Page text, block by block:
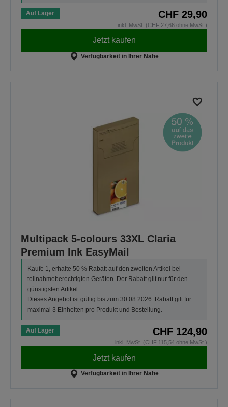
Auf Lager CHF 29,90
inkl. MwSt. (CHF 27,66 ohne MwSt.)
Jetzt kaufen
Verfügbarkeit in Ihrer Nähe
Multipack 5-colours 33XL Claria
Premium Ink EasyMail
Kaufe 1, erhalte 50 % Rabatt auf den zweiten Artikel bei
teilnahmeberechtigten Geräten. Der Rabatt gilt nur für den
günstigsten Artikel.
Dieses Angebot ist gültig bis zum 30.08.2026. Rabatt gilt für
maximal 3 Einheiten pro Produkt und Bestellung.
Auf Lager CHF 124,90
inkl. MwSt. (CHF 115,54 ohne MwSt.)
Jetzt kaufen
Verfügbarkeit in Ihrer Nähe